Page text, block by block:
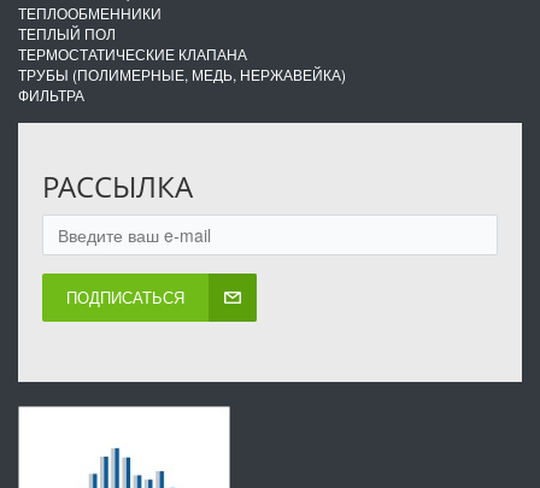
ТЕПЛООБМЕННИКИ
ТЕПЛЫЙ ПОЛ
ТЕРМОСТАТИЧЕСКИЕ КЛАПАНА
ТРУБЫ (ПОЛИМЕРНЫЕ, МЕДЬ, НЕРЖАВЕЙКА)
ФИЛЬТРА
РАССЫЛКА
ПОДПИСАТЬСЯ